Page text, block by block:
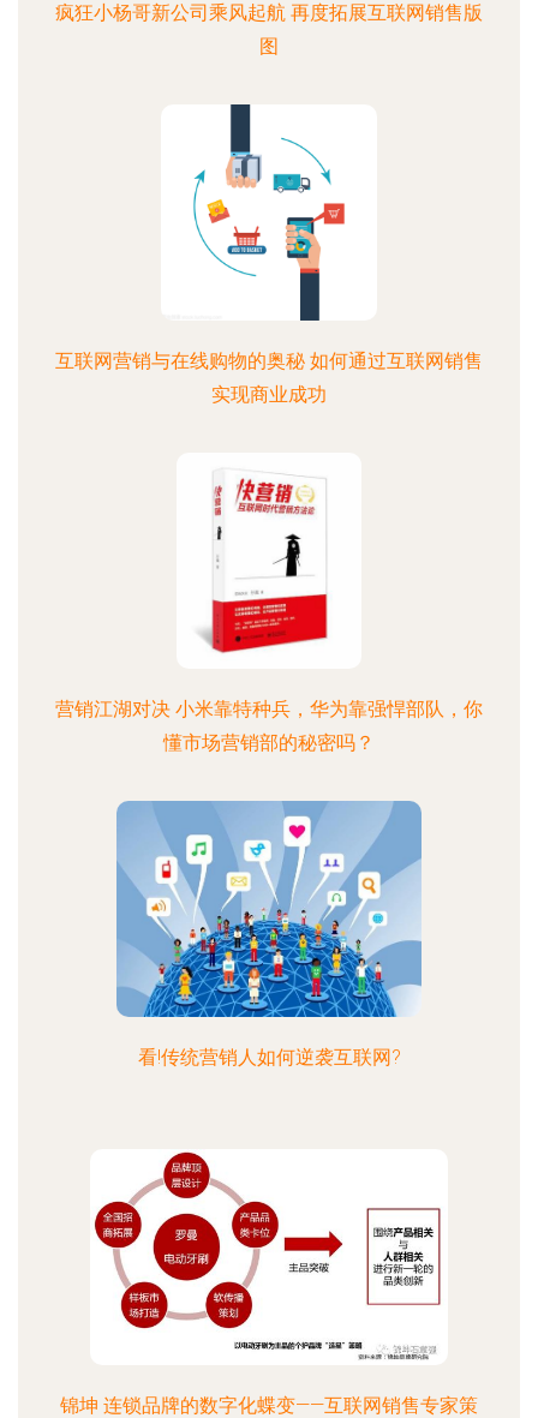
疯狂小杨哥新公司乘风起航 再度拓展互联网销售版
图
互联网营销与在线购物的奥秘 如何通过互联网销售
实现商业成功
营销江湖对决 小米靠特种兵，华为靠强悍部队，你
懂市场营销部的秘密吗？
看!传统营销人如何逆袭互联网?
锦坤 连锁品牌的数字化蝶变——互联网销售专家策